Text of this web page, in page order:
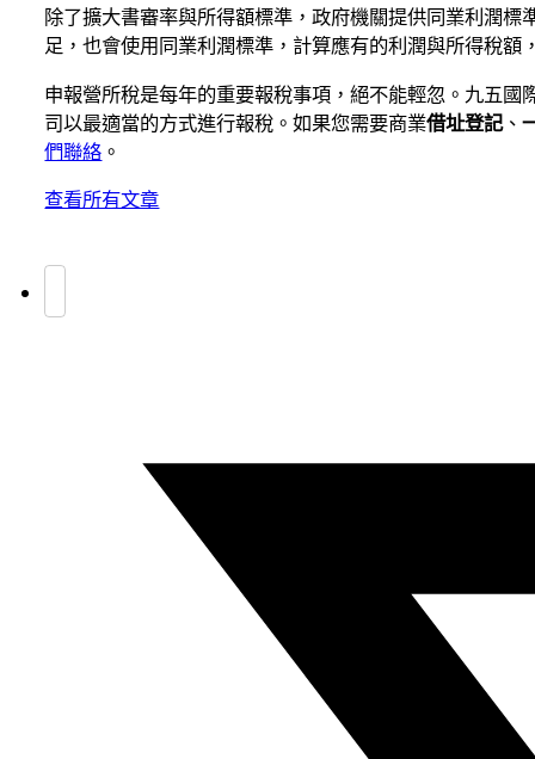
除了擴大書審率與所得額標準，政府機關提供同業利潤
足，也會使用同業利潤標準，計算應有的利潤與所得稅額
申報營所稅是每年的重要報稅事項，絕不能輕忽。九五
司以最適當的方式進行報稅。如果您需要商業借址登記、
們聯絡 。
查看所有文章